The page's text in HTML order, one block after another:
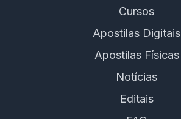
Cursos
Apostilas Digitais
Apostilas Físicas
Notícias
Editais